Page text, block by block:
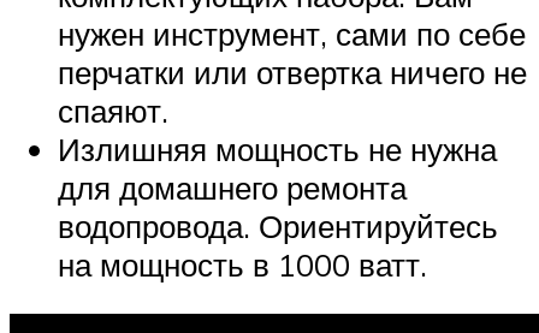
нужен инструмент, сами по себе
перчатки или отвертка ничего не
спаяют.
Излишняя мощность не нужна
для домашнего ремонта
водопровода. Ориентируйтесь
на мощность в 1000 ватт.